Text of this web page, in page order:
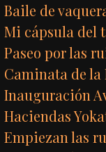
Baile de
Mi cápsula del
Paseo por las
Caminata de la
Inauguración
Haciendas
Empiezan las